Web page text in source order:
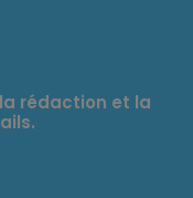
rédaction et la